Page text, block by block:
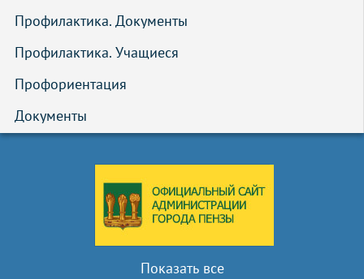
Профилактика. Документы
Профилактика. Учащиеся
Профориентация
Документы
Показать все